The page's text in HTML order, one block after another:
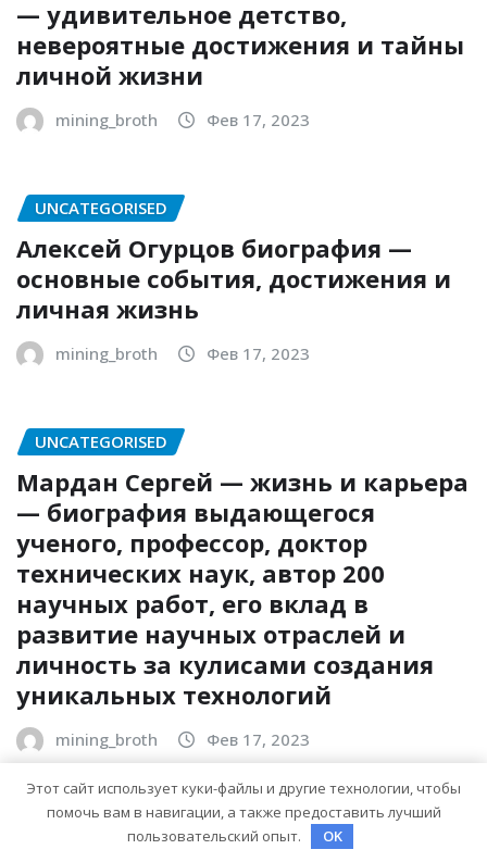
— удивительное детство,
невероятные достижения и тайны
личной жизни
mining_broth Фев 17, 2023
UNCATEGORISED
Алексей Огурцов биография —
основные события, достижения и
личная жизнь
mining_broth Фев 17, 2023
UNCATEGORISED
Мардан Сергей — жизнь и карьера
— биография выдающегося
ученого, профессор, доктор
технических наук, автор 200
научных работ, его вклад в
развитие научных отраслей и
личность за кулисами создания
уникальных технологий
mining_broth Фев 17, 2023
Для отправки комментария вам необходимо
авторизоваться
Этот сайт использует куки-файлы и другие технологии, чтобы
помочь вам в навигации, а также предоставить лучший
пользовательский опыт.
OK